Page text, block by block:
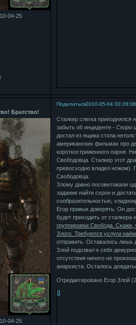
04-25
Поделиться2010-05-04 00:28:08
Братство!
04-25
Сталкер слегка приподнялся
забыть об инциденте -Скоро
достал из ящика стола
американских фильмах про
короткостриженного парня.
Свободовца. Сталкер этот
превосходно владел ножом).
Свободовца.
Злому давно посоветовали
задание найти схрон и
сообразительностью,
Егор привык доверять. Он
будет приходить от сталкера
группировки Свобода. Скажи,
Злого. Требуются услуги
отправить. Оставалось лишь
Злой подозвал к себе
отсутствия ничего не
анархиста. Осталось
Отредактировано Егор Злой
0